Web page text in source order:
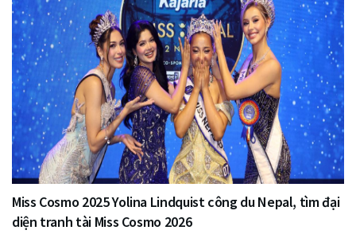
Miss Cosmo 2025 Yolina Lindquist công du Nepal, tìm đại
diện tranh tài Miss Cosmo 2026